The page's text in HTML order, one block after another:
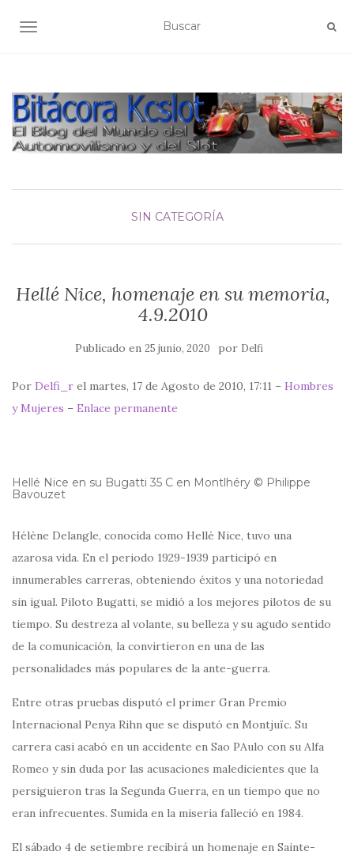
ALTERNAR NAVEGACIÓN
SIN CATEGORÍA
Hellé Nice, homenaje en su memoria,
4.9.2010
Publicado en 25 junio, 2020 por Delfi
Por Delfi_r el martes, 17 de Agosto de 2010, 17:11 – Hombres
y Mujeres – Enlace permanente
Hellé Nice en su Bugatti 35 C en Montlhéry © Philippe
Bavouzet
Hélène Delangle, conocida como Hellé Nice, tuvo una
azarosa vida. En el periodo 1929-1939 participó en
innumerables carreras, obteniendo éxitos y una notoriedad
sin igual. Piloto Bugatti, se midió a los mejores pilotos de su
tiempo. Su destreza al volante, su belleza y su agudo sentido
de la comunicación, la convirtieron en una de las
personalidades más populares de la ante-guerra.
Entre otras pruebas disputó el primer Gran Premio
Internacional Penya Rihn que se disputó en Montjuïc. Su
carrera casi acabó en un accidente en Sao PAulo con su Alfa
Romeo y sin duda por las acusaciones maledicientes que la
persiguieron tras la Segunda Guerra, en un tiempo que no
eran infrecuentes. Sumida en la miseria falleció en 1984.
El sábado 4 de setiembre recibirá un homenaje en Sainte-